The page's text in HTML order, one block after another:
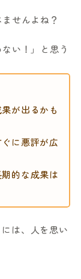
せんよね？
い！」と思う
が出るかも
に悪評が広
的な成果は
は、人を思い